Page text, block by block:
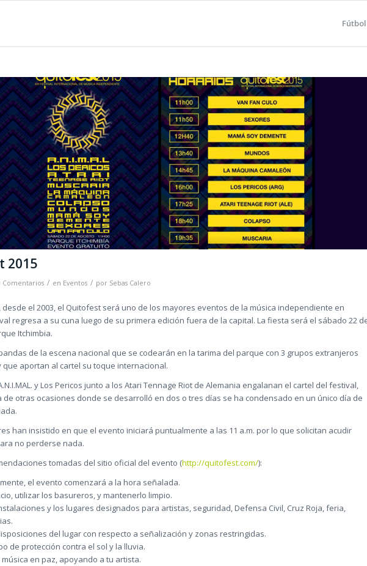
Fútbol
2015
Comentarios / en Eventos / por Sebas Calero
desde el 2003, el Quitofest será uno de los mayores eventos de la música independiente en
regresa a su cuna luego de su primera edición fuera de la capital. La fiesta será el sábado 22
Itchimbia.
de la escena nacional que se codearán en la tarima del parque con 3 grupos extranjeros
que aportan al cartel su toque internacional.
y Los Pericos junto a los Atari Tennage Riot de Alemania engalanan el cartel del festival,
de otras ocasiones donde se desarrolló en dos o tres días se ha condensado en un único día de
han insistido en que el evento iniciará puntualmente a las 11 a.m. por lo que solicitan acudir
no perderse nada.
tomadas del sitio oficial del evento (http://quitofest.com/):
el evento comenzará a la hora señalada.
utilizar los basureros, y mantenerlo limpio.
y los lugares designados para artistas, seguridad, Defensa Civil, Cruz Roja, feria,
del lugar con respecto a señalización y zonas restringidas.
de protección contra el sol y la lluvia.
en paz, apoyando a tu artista.